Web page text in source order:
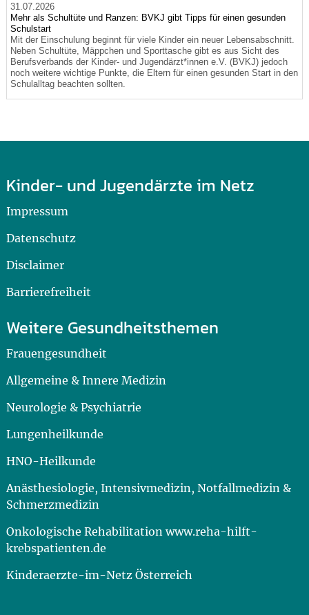
31.07.2026
Mehr als Schultüte und Ranzen: BVKJ gibt Tipps für einen gesunden
Schulstart
Mit der Einschulung beginnt für viele Kinder ein neuer Lebensabschnitt.
Neben Schultüte, Mäppchen und Sporttasche gibt es aus Sicht des
Berufsverbands der Kinder- und Jugendärzt*innen e.V. (BVKJ) jedoch
noch weitere wichtige Punkte, die Eltern für einen gesunden Start in den
Schulalltag beachten sollten.
Kinder- und Jugendärzte im Netz
Impressum
Datenschutz
Disclaimer
Barrierefreiheit
Weitere Gesundheitsthemen
Frauengesundheit
Allgemeine & Innere Medizin
Neurologie & Psychiatrie
Lungenheilkunde
HNO-Heilkunde
Anästhesiologie, Intensivmedizin, Notfallmedizin &
Schmerzmedizin
Onkologische Rehabilitation www.reha-hilft-
krebspatienten.de
Kinderaerzte-im-Netz Österreich